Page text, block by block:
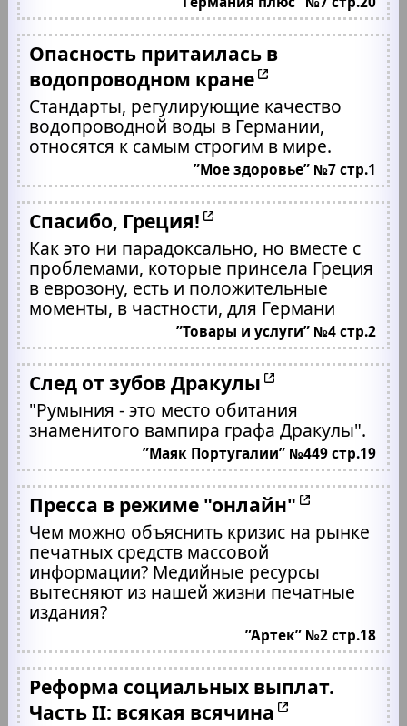
Опасность притаилась в
водопроводном кране
Стандарты, регулирующие качество
водопроводной воды в Германии,
относятся к самым строгим в мире.
”Мое здоровье” №7 стр.1
Спасибо, Греция!
Как это ни парадоксально, но вместе с
проблемами, которые принсела Греция
в еврозону, есть и положительные
моменты, в частности, для Германи
”Товары и услуги” №4 стр.2
След от зубов Дракулы
"Румыния - это место обитания
знаменитого вампира графа Дракулы".
”Маяк Португалии” №449 стр.19
Пресса в режиме "онлайн"
Чем можно объяснить кризис на рынке
печатных средств массовой
информации? Медийные ресурсы
вытесняют из нашей жизни печатные
издания?
”Артек” №2 стр.18
Реформа социальных выплат.
Часть II: всякая всячина